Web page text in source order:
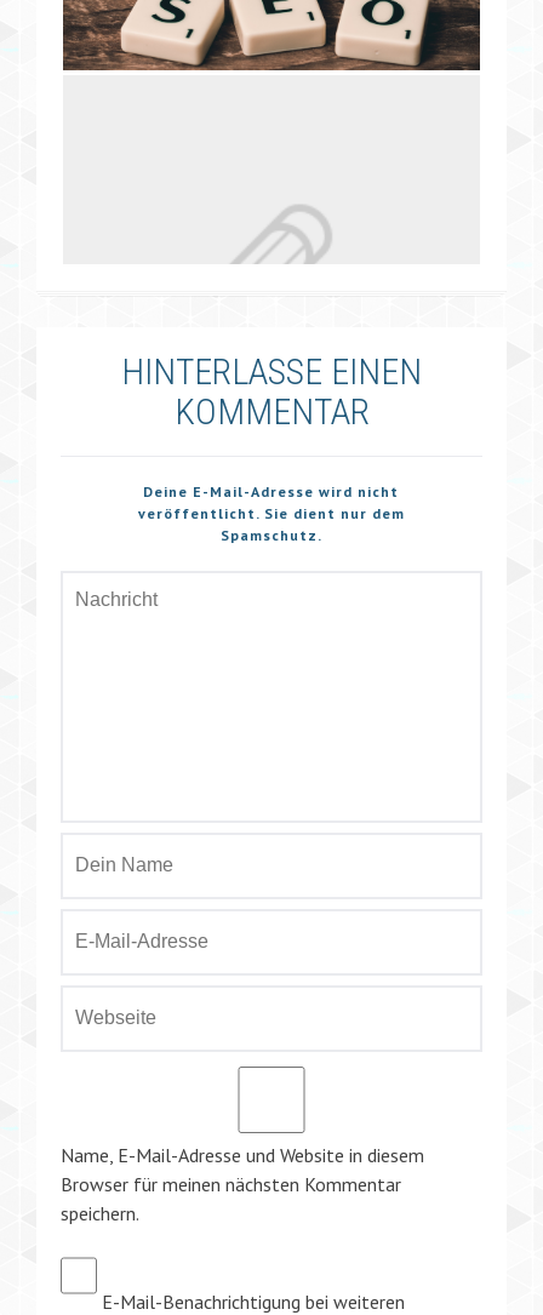
HINTERLASSE EINEN
KOMMENTAR
Deine E-Mail-Adresse wird nicht
veröffentlicht. Sie dient nur dem
Spamschutz.
Name, E-Mail-Adresse und Website in diesem
Browser für meinen nächsten Kommentar
speichern.
E-Mail-Benachrichtigung bei weiteren